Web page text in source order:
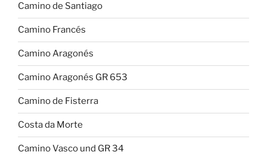
Camino de Santiago
Camino Francés
Camino Aragonés
Camino Aragonés GR 653
Camino de Fisterra
Costa da Morte
Camino Vasco und GR 34